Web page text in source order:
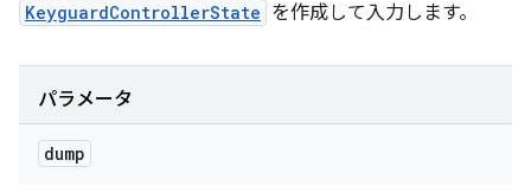
KeyguardControllerState を作成して入力します。
パラメータ
dump